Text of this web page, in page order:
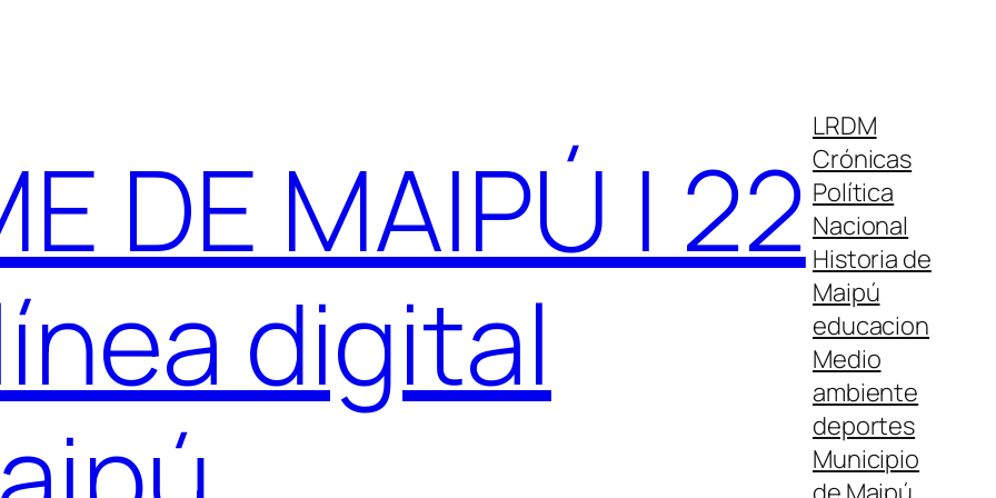
DE MAIPÚ | 22
digital
LRDM
Crónicas
Política
Nacional
Historia de
Maipú
educacion
Medio
ambiente
deportes
Municipio